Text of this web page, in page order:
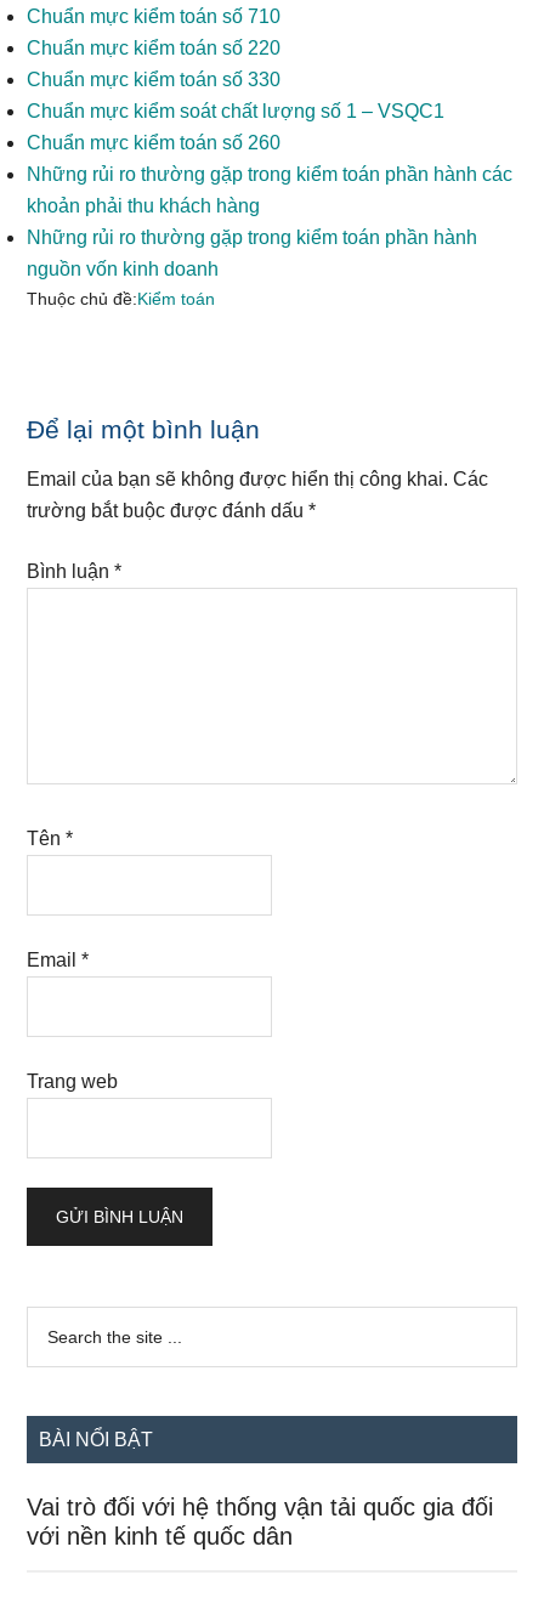
Chuẩn mực kiểm toán số 710
Chuẩn mực kiểm toán số 220
Chuẩn mực kiểm toán số 330
Chuẩn mực kiểm soát chất lượng số 1 – VSQC1
Chuẩn mực kiểm toán số 260
Những rủi ro thường gặp trong kiểm toán phần hành các
khoản phải thu khách hàng
Những rủi ro thường gặp trong kiểm toán phần hành
nguồn vốn kinh doanh
Thuộc chủ đề:Kiểm toán
Reader
Interactions
Để lại một bình luận
Email của bạn sẽ không được hiển thị công khai. Các
trường bắt buộc được đánh dấu*
Bình luận*
Tên*
Email*
Trang web
Sidebar
chính
...
BÀI NỔI BẬT
Vai trò đối với hệ thống vận tải quốc gia đối
với nền kinh tế quốc dân